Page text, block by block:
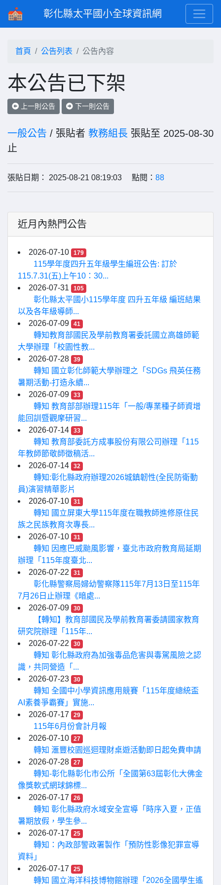
彰化縣太平國小全球資訊網
首頁 公告列表 公告內容
本公告已下架
上一則公告 下一則公告
一般公告 / 張貼者 教務組長 張貼至 2025-08-30
止
張貼日期： 2025-08-21 08:19:03 點閱： 88
近月內熱門公告
2026-07-10 179
115學年度四升五年級學生編班公告: 訂於
115.7.31(五)上午10：30...
2026-07-31
105
彰化縣太平國小115學年度 四升五年級 編班結果
以及各年級導師...
2026-07-09
41
轉知教育部國民及學前教育署委託國立高雄師範
大學辦理「校園性教...
2026-07-28
39
轉知 國立彰化師範大學辦理之「SDGs 飛英任務
暑期活動-打造永續...
2026-07-09
33
轉知 教育部部辦理115年「一般/專業種子師資增
能回訓暨觀摩研習...
2026-07-14
33
轉知 教育部委託方成事股份有限公司辦理「115
年教師節敬師徵稿活...
2026-07-14
32
轉知:彰化縣政府辦理2026城鎮韌性(全民防衛動
員)演習精華影片
2026-07-10
31
轉知 國立屏東大學115年度在職教師進修原住民
族之民族教育次專長...
2026-07-10
31
轉知 因應巴威颱風影響，臺北市政府教育局延期
辦理「115年度臺北...
2026-07-22
31
彰化縣警察局婦幼警察隊115年7月13日至115年
7月26日止辦理《暗處...
2026-07-09
30
【轉知】教育部國民及學前教育署委請國家教育
研究院辦理「115年...
2026-07-22
30
轉知 彰化縣政府為加強毒品危害與毒駕風險之認
識，共同營造「...
2026-07-23
30
轉知 全國中小學資訊應用競賽「115年度總統盃
AI素養爭霸賽」實施...
2026-07-17
29
115年6月份會計月報
2026-07-10
27
轉知 滙豐校園巡迴理財桌遊活動即日起免費申請
2026-07-28
27
轉知-彰化縣彰化市公所「全國第63屆彰化大佛金
像獎軟式網球錦標...
2026-07-17
26
轉知 彰化縣政府水域安全宣導「時序入夏，正值
暑期放假，學生參...
2026-07-17
25
轉知：內政部警政署製作「預防性影像犯罪宣導
資料」
2026-07-17
25
轉知 國立海洋科技博物館辦理「2026全國學生遙